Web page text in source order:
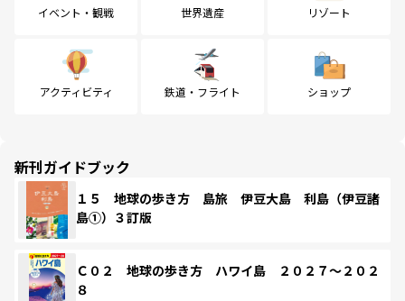
イベント・観戦 世界遺産 リゾート
アクティビティ 鉄道・フライト ショップ
新刊ガイドブック
１５ 地球の歩き方 島旅 伊豆大島 利島（伊豆諸
島①）３訂版
Ｃ０２ 地球の歩き方 ハワイ島 ２０２７～２０２
８